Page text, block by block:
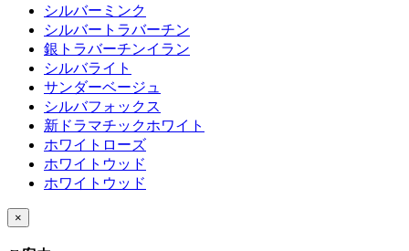
シルバーミンク
シルバートラバーチン
銀トラバーチンイラン
シルバライト
サンダーベージュ
シルバフォックス
新ドラマチックホワイト
ホワイトローズ
ホワイトウッド
ホワイトウッド
×